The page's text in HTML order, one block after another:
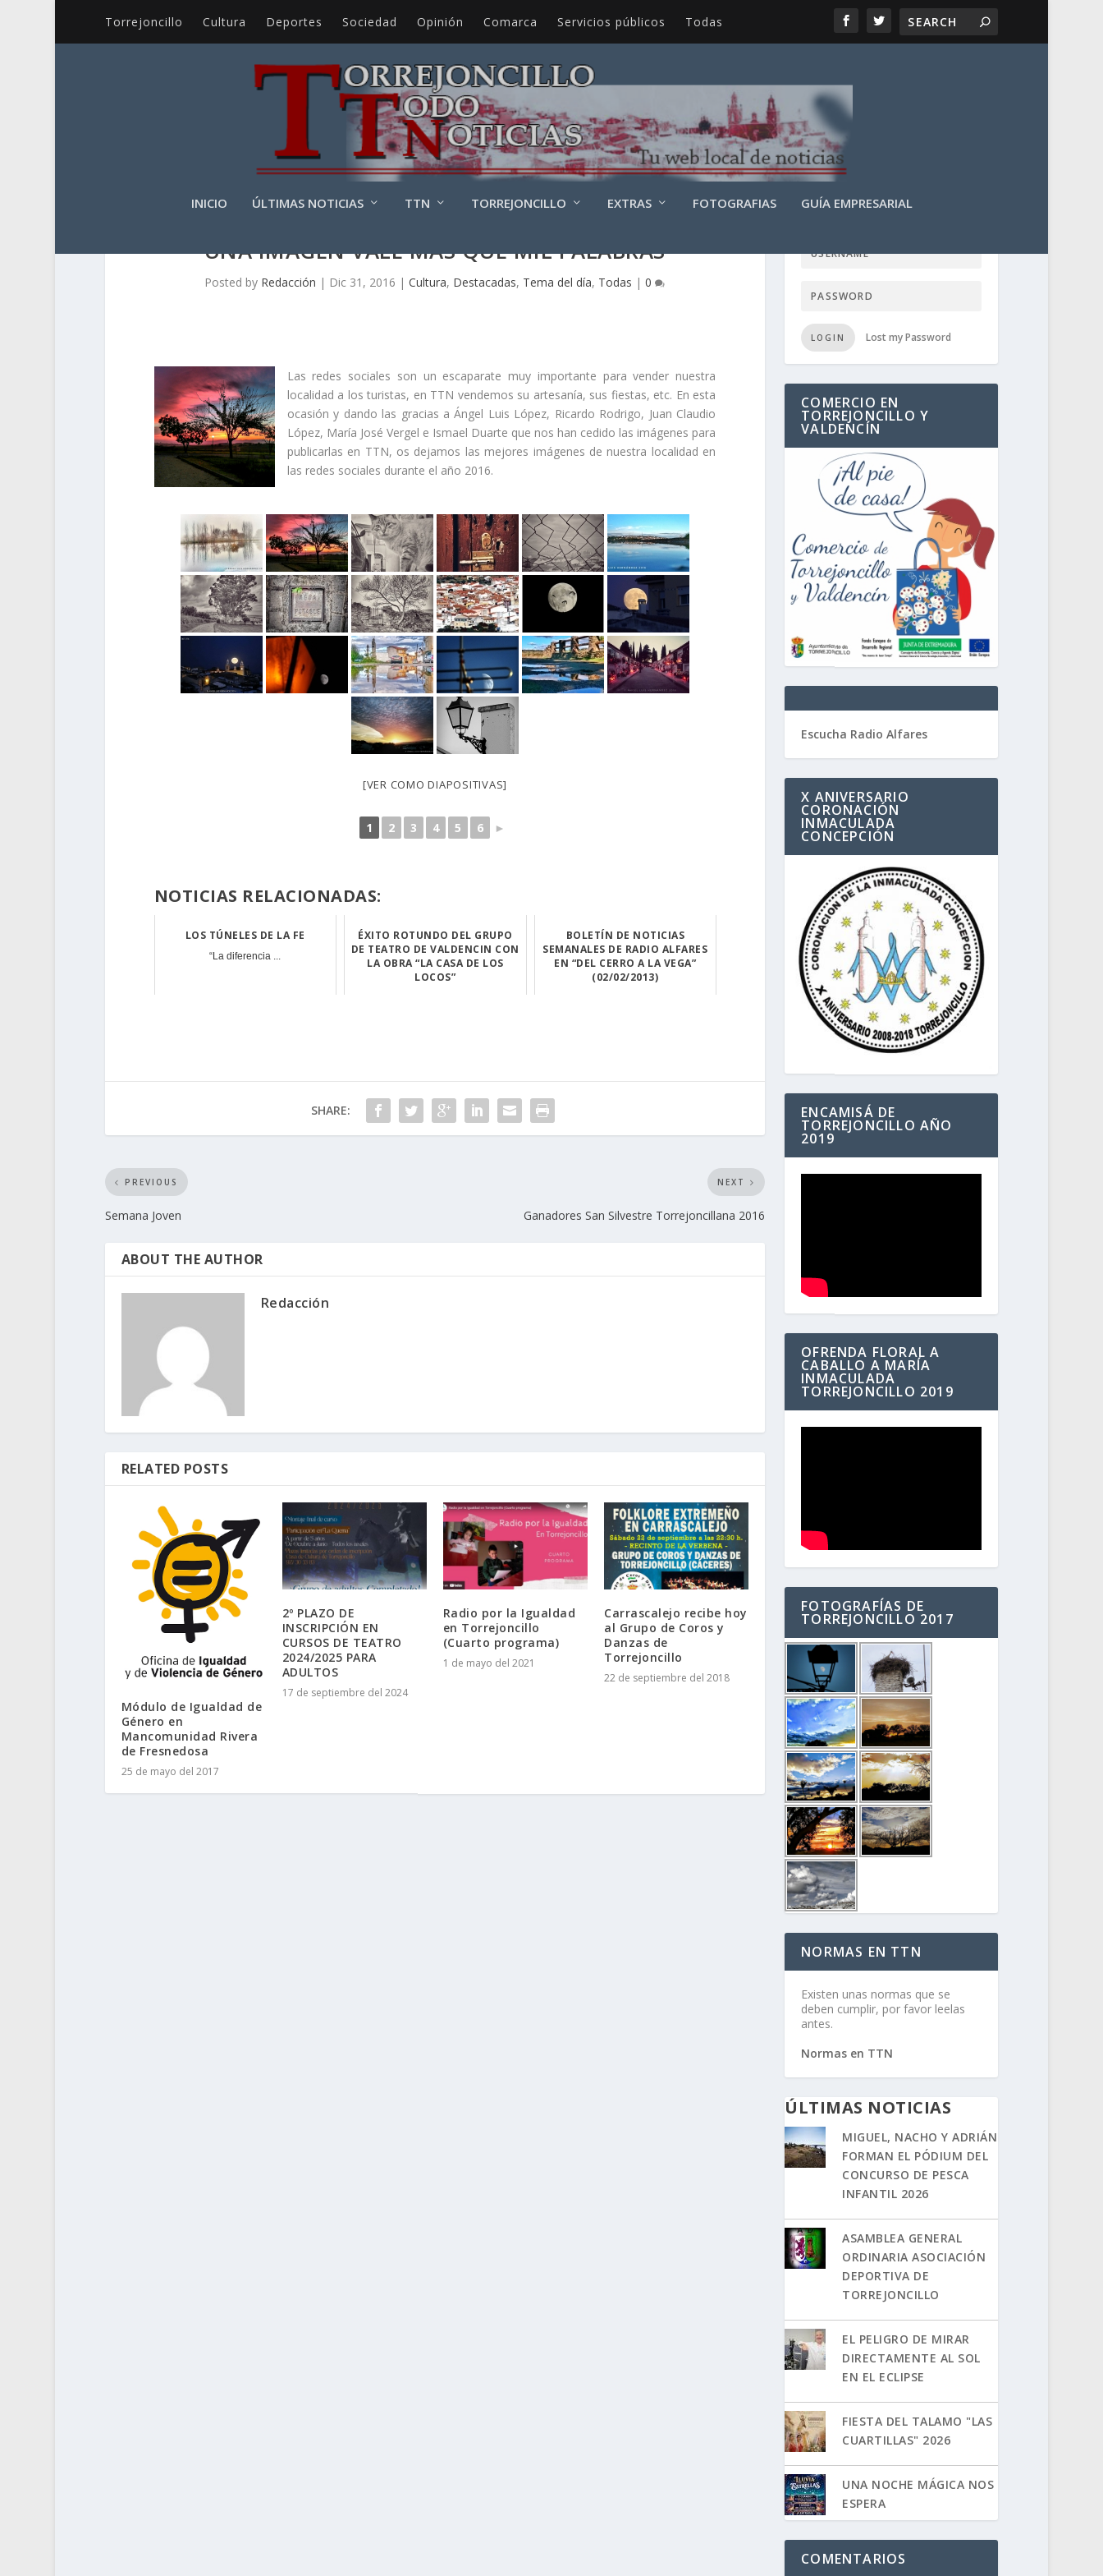
Torrejoncillo Cultura Deportes Sociedad Opinión Comarca Servicios públicos Todas
INICIO ÚLTIMAS NOTICIAS TTN TORREJONCILLO EXTRAS FOTOGRAFIAS GUÍA EMPRESARIAL
UNA IMAGEN VALE MÁS QUE MIL PALABRAS
Posted by Redacción | Dic 31, 2016 |Cultura, Destacadas, Tema del día, Todas |0
Las redes sociales son un escaparate muy importante para vender nuestra
localidad a los turistas, en TTN vendemos su artesanía, sus fiestas, etc. En esta
ocasión y dando las gracias a Ángel Luis López, Ricardo Rodrigo, Juan Claudio
López, María José Vergel e Ismael Duarte que nos han cedido las imágenes para
publicarlas en TTN, os dejamos las mejores imágenes de nuestra localidad en
las redes sociales durante el año 2016.
[VER COMO DIAPOSITIVAS]
1 2 3 4 5 6 ►
NOTICIAS RELACIONADAS:
LOS TÚNELES DE LA FE
“La diferencia ...
ÉXITO ROTUNDO DEL GRUPO
DE TEATRO DE VALDENCIN CON
LA OBRA “LA CASA DE LOS
LOCOS”
BOLETÍN DE NOTICIAS
SEMANALES DE RADIO ALFARES
EN “DEL CERRO A LA VEGA”
(02/02/2013)
SHARE:
PREVIOUS
Semana Joven
NEXT
Ganadores San Silvestre Torrejoncillana 2016
ABOUT THE AUTHOR
Redacción
RELATED POSTS
Módulo de Igualdad de
Género en
Mancomunidad Rivera
de Fresnedosa
25 de mayo del 2017
2º PLAZO DE
INSCRIPCIÓN EN
CURSOS DE TEATRO
2024/2025 PARA
ADULTOS
17 de septiembre del 2024
Radio por la Igualdad
en Torrejoncillo
(Cuarto programa)
1 de mayo del 2021
Carrascalejo recibe hoy
al Grupo de Coros y
Danzas de
Torrejoncillo
22 de septiembre del 2018
LOGIN USER TTN
LOGIN Lost my Password
COMERCIO EN
TORREJONCILLO Y
VALDENCÍN
Escucha Radio Alfares
X ANIVERSARIO
CORONACIÓN
INMACULADA
CONCEPCIÓN
ENCAMISÁ DE
TORREJONCILLO AÑO
2019
OFRENDA FLORAL A
CABALLO A MARÍA
INMACULADA
TORREJONCILLO 2019
FOTOGRAFÍAS DE
TORREJONCILLO 2017
NORMAS EN TTN
Existen unas normas que se
deben cumplir, por favor leelas
antes.
Normas en TTN
ÚLTIMAS NOTICIAS
MIGUEL, NACHO Y ADRIÁN
FORMAN EL PÓDIUM DEL
CONCURSO DE PESCA
INFANTIL 2026
ASAMBLEA GENERAL
ORDINARIA ASOCIACIÓN
DEPORTIVA DE
TORREJONCILLO
EL PELIGRO DE MIRAR
DIRECTAMENTE AL SOL
EN EL ECLIPSE
FIESTA DEL TALAMO "LAS
CUARTILLAS" 2026
UNA NOCHE MÁGICA NOS
ESPERA
COMENTARIOS